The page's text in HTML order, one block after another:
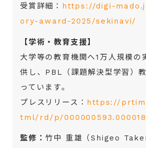
受賞詳細： https://digi-
ory-award-2025/sekinavi/
【学術・教育支援】
大学等の教育機関へ1万人規模の
供し、PBL（課題解決型学習）
っています。
プレスリリース： https://
tml/rd/p/
監修：竹中 重雄（Shigeo